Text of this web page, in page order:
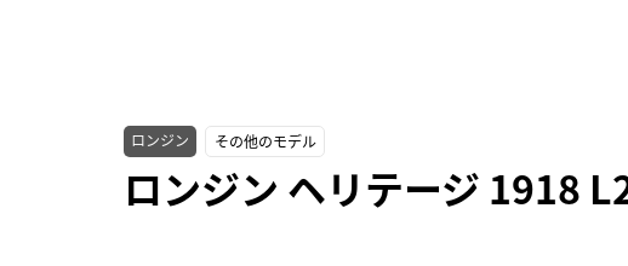
ロンジン その他のモデル
ロンジン ヘリテージ 1918